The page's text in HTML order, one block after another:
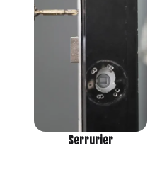
Serrurier